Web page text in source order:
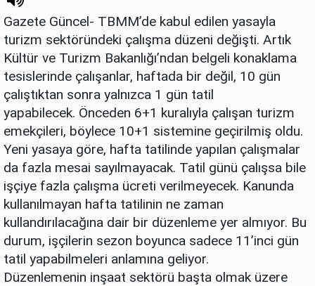
Gazete Güncel- TBMM’de kabul edilen yasayla
turizm sektöründeki çalışma düzeni değişti. Artık
Kültür ve Turizm Bakanlığı’ndan belgeli konaklama
tesislerinde çalışanlar, haftada bir değil, 10 gün
çalıştıktan sonra yalnızca 1 gün tatil
yapabilecek. Önceden 6+1 kuralıyla çalışan turizm
emekçileri, böylece 10+1 sistemine geçirilmiş oldu.
Yeni yasaya göre, hafta tatilinde yapılan çalışmalar
da fazla mesai sayılmayacak. Tatil günü çalışsa bile
işçiye fazla çalışma ücreti verilmeyecek. Kanunda
kullanılmayan hafta tatilinin ne zaman
kullandırılacağına dair bir düzenleme yer almıyor. Bu
durum, işçilerin sezon boyunca sadece 11’inci gün
tatil yapabilmeleri anlamına geliyor.
Düzenlemenin inşaat sektörü başta olmak üzere